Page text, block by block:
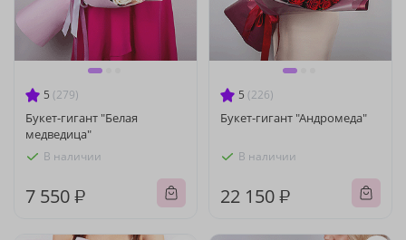
5 (279)
Букет-гигант "Белая
медведица"
В наличии
7 550 ₽
5 (226)
Букет-гигант "Андромеда"
В наличии
22 150 ₽